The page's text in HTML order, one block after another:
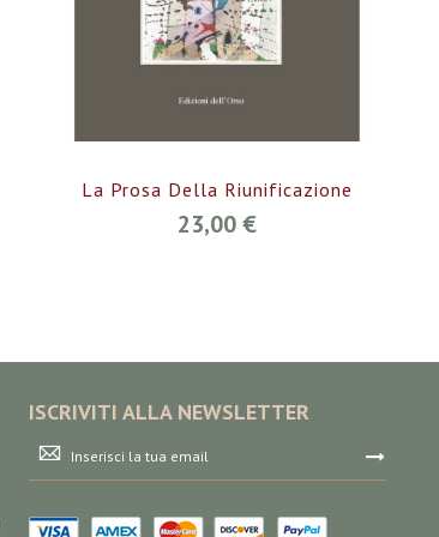
La Prosa Della Riunificazione
23,00 €
ISCRIVITI ALLA NEWSLETTER
Iscriviti
alla
nostra